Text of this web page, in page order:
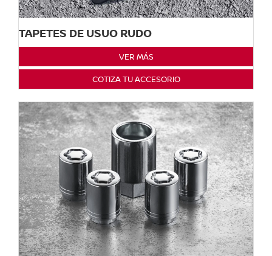
TAPETES DE USUO RUDO
VER MÁS
COTIZA TU ACCESORIO